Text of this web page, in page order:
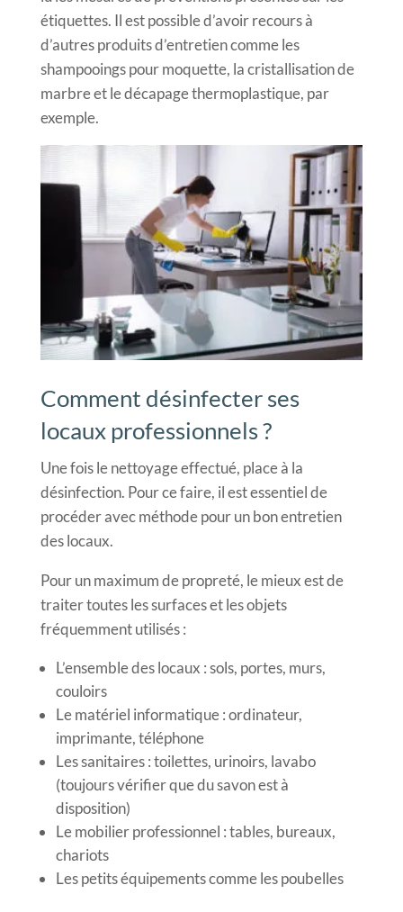
étiquettes. Il est possible d’avoir recours à
d’autres produits d’entretien comme les
shampooings pour moquette, la cristallisation de
marbre et le décapage thermoplastique, par
exemple.
Comment désinfecter ses
locaux professionnels ?
Une fois le nettoyage effectué, place à la
désinfection. Pour ce faire, il est essentiel de
procéder avec méthode pour un bon entretien
des locaux.
Pour un maximum de propreté, le mieux est de
traiter toutes les surfaces et les objets
fréquemment utilisés :
L’ensemble des locaux : sols, portes, murs,
couloirs
Le matériel informatique : ordinateur,
imprimante, téléphone
Les sanitaires : toilettes, urinoirs, lavabo
(toujours vérifier que du savon est à
disposition)
Le mobilier professionnel : tables, bureaux,
chariots
Les petits équipements comme les poubelles